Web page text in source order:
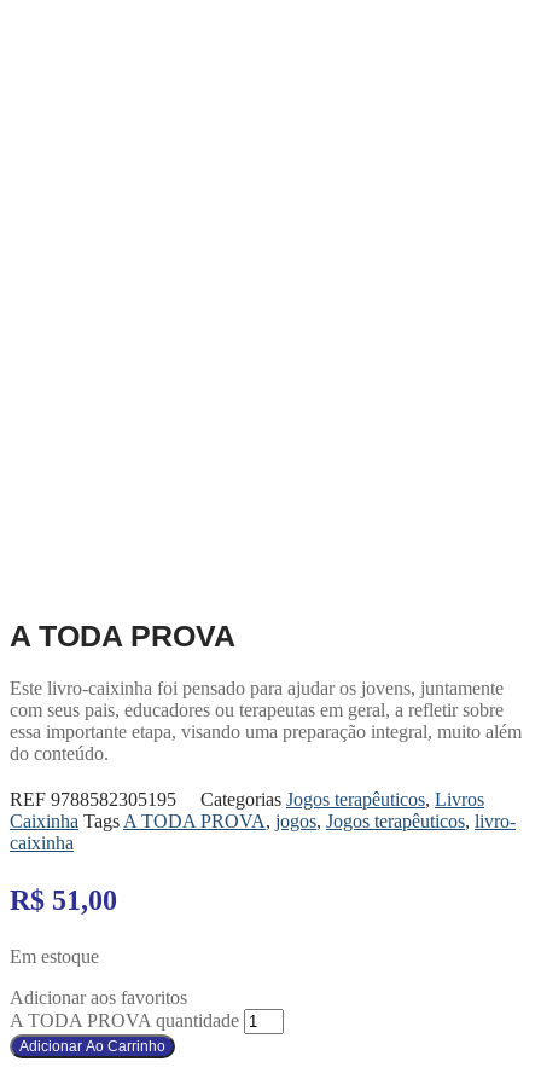
A TODA PROVA
Este livro-caixinha foi pensado para ajudar os jovens, juntamente
com seus pais, educadores ou terapeutas em geral, a refletir sobre
essa importante etapa, visando uma preparação integral, muito além
do conteúdo.
REF 9788582305195 Categorias Jogos terapêuticos, Livros
Caixinha Tags A TODA PROVA, jogos, Jogos terapêuticos, livro-
caixinha
R$ 51,00
Em estoque
Adicionar aos favoritos
A TODA PROVA quantidade
Adicionar Ao Carrinho